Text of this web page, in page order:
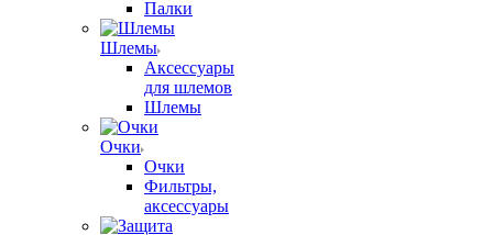
Палки
Шлемы
Аксессуары
для шлемов
Шлемы
Очки
Очки
Фильтры,
аксессуары